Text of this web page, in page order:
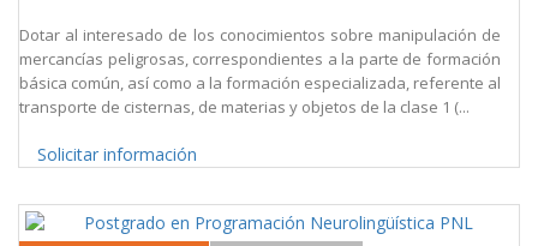
Dotar al interesado de los conocimientos sobre manipulación de
mercancías peligrosas, correspondientes a la parte de formación
básica común, así como a la formación especializada, referente al
transporte de cisternas, de materias y objetos de la clase 1 (...
Solicitar información